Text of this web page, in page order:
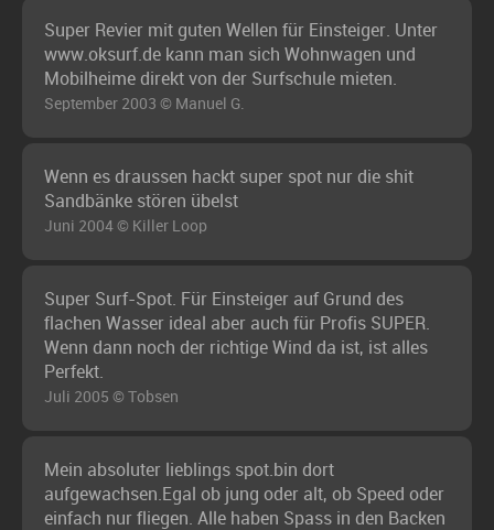
Super Revier mit guten Wellen für Einsteiger. Unter
www.oksurf.de kann man sich Wohnwagen und
Mobilheime direkt von der Surfschule mieten.
September 2003 © Manuel G.
Wenn es draussen hackt super spot nur die shit
Sandbänke stören übelst
Juni 2004 © Killer Loop
Super Surf-Spot. Für Einsteiger auf Grund des
flachen Wasser ideal aber auch für Profis SUPER.
Wenn dann noch der richtige Wind da ist, ist alles
Perfekt.
Juli 2005 © Tobsen
Mein absoluter lieblings spot.bin dort
aufgewachsen.Egal ob jung oder alt, ob Speed oder
einfach nur fliegen. Alle haben Spass in den Backen